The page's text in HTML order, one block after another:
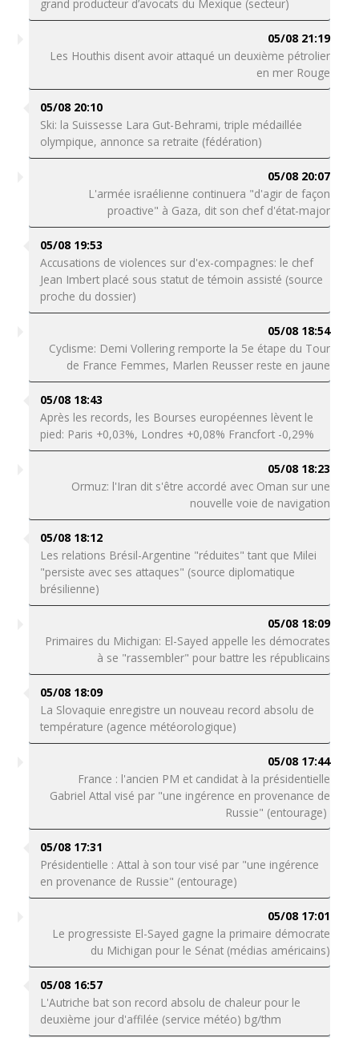
grand producteur d’avocats du Mexique (secteur)
05/08 21:19
Les Houthis disent avoir attaqué un deuxième pétrolier
en mer Rouge
05/08 20:10
Ski: la Suissesse Lara Gut-Behrami, triple médaillée
olympique, annonce sa retraite (fédération)
05/08 20:07
L'armée israélienne continuera "d'agir de façon
proactive" à Gaza, dit son chef d'état-major
05/08 19:53
Accusations de violences sur d'ex-compagnes: le chef
Jean Imbert placé sous statut de témoin assisté (source
proche du dossier)
05/08 18:54
Cyclisme: Demi Vollering remporte la 5e étape du Tour
de France Femmes, Marlen Reusser reste en jaune
05/08 18:43
Après les records, les Bourses européennes lèvent le
pied: Paris +0,03%, Londres +0,08% Francfort -0,29%
05/08 18:23
Ormuz: l'Iran dit s'être accordé avec Oman sur une
nouvelle voie de navigation
05/08 18:12
Les relations Brésil-Argentine "réduites" tant que Milei
"persiste avec ses attaques" (source diplomatique
brésilienne)
05/08 18:09
Primaires du Michigan: El-Sayed appelle les démocrates
à se "rassembler" pour battre les républicains
05/08 18:09
La Slovaquie enregistre un nouveau record absolu de
température (agence météorologique)
05/08 17:44
France : l'ancien PM et candidat à la présidentielle
Gabriel Attal visé par "une ingérence en provenance de
Russie" (entourage)
05/08 17:31
Présidentielle : Attal à son tour visé par "une ingérence
en provenance de Russie" (entourage)
05/08 17:01
Le progressiste El-Sayed gagne la primaire démocrate
du Michigan pour le Sénat (médias américains)
05/08 16:57
L'Autriche bat son record absolu de chaleur pour le
deuxième jour d'affilée (service météo) bg/thm